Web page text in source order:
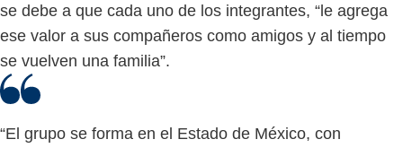
se debe a que cada uno de los integrantes, “le agrega
ese valor a sus compañeros como amigos y al tiempo
se vuelven una familia”.
“El grupo se forma en el Estado de México, con